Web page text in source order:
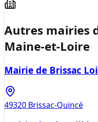
Autres mairies
Maine-et-Loire
Mairie de Brissac
49320 Brissac-Quincé